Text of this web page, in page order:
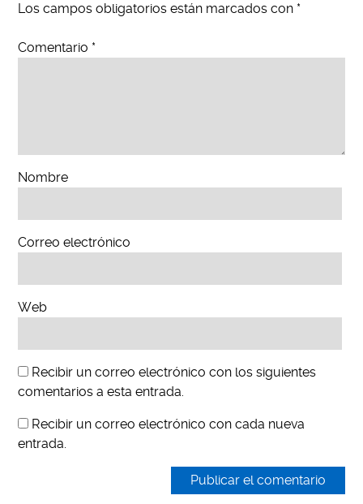
Los campos obligatorios están marcados con *
Comentario *
Nombre
Correo electrónico
Web
Recibir un correo electrónico con los siguientes
comentarios a esta entrada.
Recibir un correo electrónico con cada nueva
entrada.